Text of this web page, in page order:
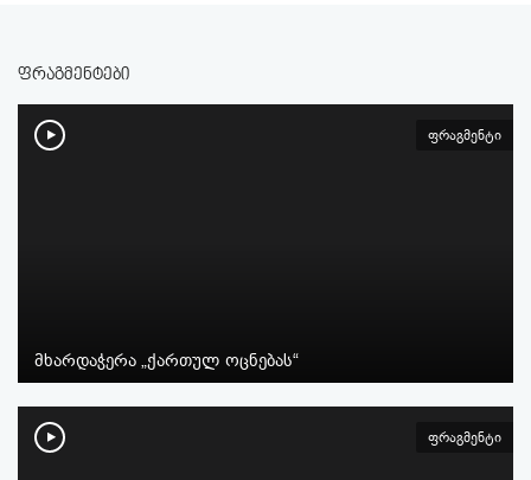
ფრაგმენტები
ფრაგმენტი
მხარდაჭერა „ქართულ ოცნებას“
ფრაგმენტი